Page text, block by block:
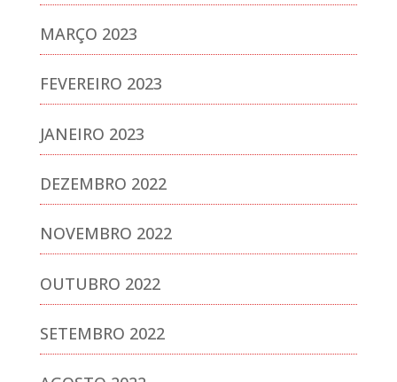
MARÇO 2023
FEVEREIRO 2023
JANEIRO 2023
DEZEMBRO 2022
NOVEMBRO 2022
OUTUBRO 2022
SETEMBRO 2022